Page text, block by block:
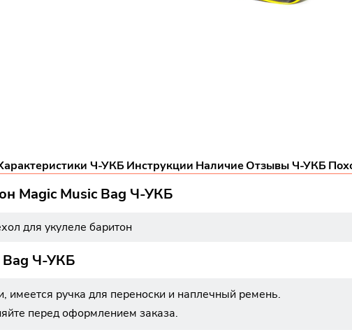
Ч-УКБИнструкции НаличиеОтзывы Ч-УКБ
Magic Music Bag Ч-УКБ
для укулеле баритон
Bag Ч-УКБ
имеется ручка для переноски и наплечный ремень.
перед оформлением заказа.